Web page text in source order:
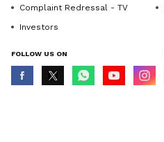
Complaint Redressal - TV
Investors
FOLLOW US ON